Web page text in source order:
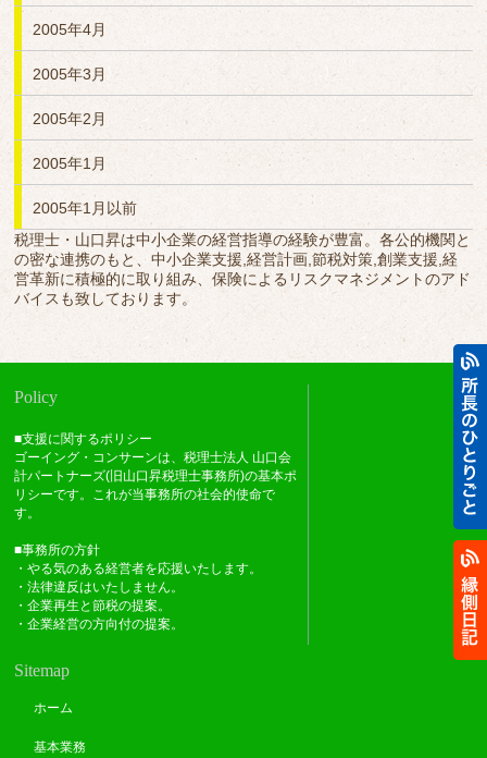
2005年4月
2005年3月
2005年2月
2005年1月
2005年1月以前
税理士・山口昇は中小企業の経営指導の経験が豊富。各公的機関と
の密な連携のもと、中小企業支援,経営計画,節税対策,創業支援,経
営革新に積極的に取り組み、保険によるリスクマネジメントのアド
バイスも致しております。
Policy
■支援に関するポリシー
ゴーイング・コンサーンは、税理士法人 山口会
計パートナーズ(旧山口昇税理士事務所)の基本ポ
リシーです。これが当事務所の社会的使命で
す。
■事務所の方針
・やる気のある経営者を応援いたします。
・法律違反はいたしません。
・企業再生と節税の提案。
・企業経営の方向付の提案。
Sitemap
ホーム
基本業務